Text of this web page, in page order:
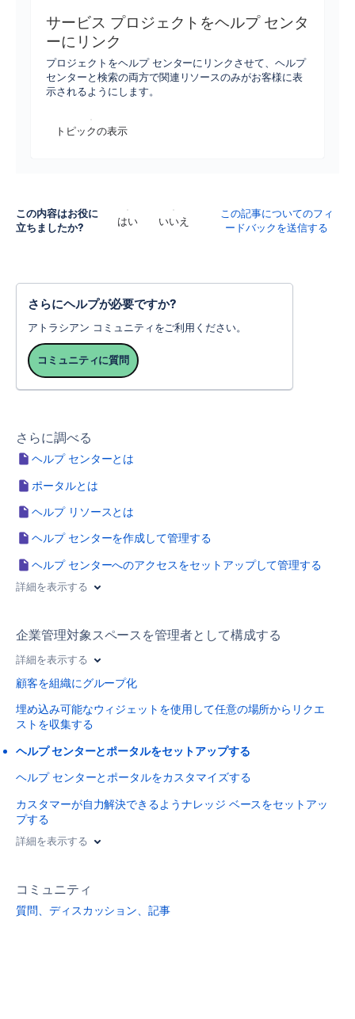
サービス プロジェクトをヘルプ センタ
ーにリンク
プロジェクトをヘルプ センターにリンクさせて、ヘルプ
センターと検索の両方で関連リソースのみがお客様に表
示されるようにします。
トピックの表示
この内容はお役に
立ちましたか?
はい いいえ
この記事についてのフィ
ードバックを送信する
さらにヘルプが必要ですか?
アトラシアン コミュニティをご利用ください。
コミュニティに質問
さらに調べる
ヘルプ センターとは
ポータルとは
ヘルプ リソースとは
ヘルプ センターを作成して管理する
ヘルプ センターへのアクセスをセットアップして管理する
詳細を表示する
企業管理対象スペースを管理者として構成する
詳細を表示する
顧客を組織にグループ化
埋め込み可能なウィジェットを使用して任意の場所からリクエ
ストを収集する
ヘルプ センターとポータルをセットアップする
ヘルプ センターとポータルをカスタマイズする
カスタマーが自力解決できるようナレッジ ベースをセットアッ
プする
詳細を表示する
コミュニティ
質問、ディスカッション、記事